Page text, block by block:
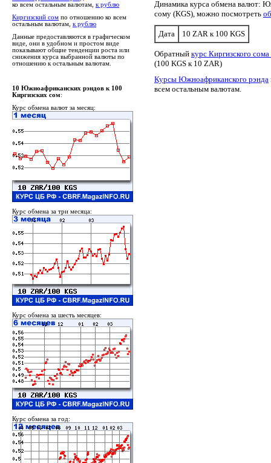
ко всем остальным валютам, к рублю
Киргизский сом по отношению ко всем
остальным валютам, к рублю
Данные предоставляются в графическом
виде, они в удобном и простом виде
показывают общие тенденции роста или
снижения курса выбранной валюты по
отношению к остальным валютам.
Динамика курса обмена валют:
сому (KGS), можно посмотреть
Дата 10 ZAR к 100 KGS
Обратный курс Киргизского
(100 KGS к 10 ZAR)
Курсы Южноафриканского рэнда
всем остальным валютам.
10 Южноафриканских рэндов к 100
Киргизских сом:
Курс обмена валют за месяц:
Курс обмена за три месяца:
Курс обмена за шесть месяцев:
Курс обмена за год: